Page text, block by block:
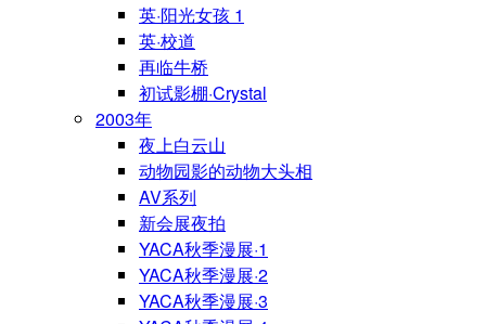
英·阳光女孩 1
英·校道
再临牛桥
初试影棚·Crystal
2003年
夜上白云山
动物园影的动物大头相
AV系列
新会展夜拍
YACA秋季漫展·1
YACA秋季漫展·2
YACA秋季漫展·3